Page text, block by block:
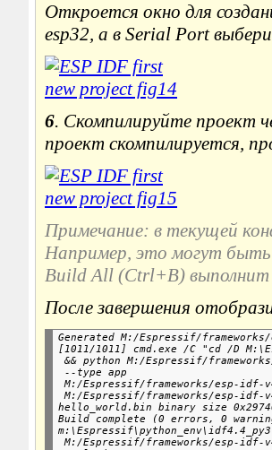
Откроется окно для
esp32, а в Serial Port
6. Скомпилируйте проект
проект скомпилируется,
Примечание: в текущей
Например, это могут быть
Build All (Ctrl+B) выполнит
После завершения
Generated M:/Espressif/
[1011/1011] cmd.exe /C "cd /D
&& python M:/Espressif/
--type app
M:/Espressif/frameworks/esp-
M:/Espressif/frameworks/esp-
hello_world.bin binary size
Build complete (0 errors, 0
M:/Espressif/frameworks/esp-idf-